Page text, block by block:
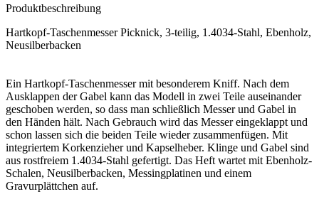
Produktbeschreibung
Hartkopf-Taschenmesser Picknick, 3-teilig, 1.4034-Stahl, Ebenholz,
Neusilberbacken
Ein Hartkopf-Taschenmesser mit besonderem Kniff. Nach dem
Ausklappen der Gabel kann das Modell in zwei Teile auseinander
geschoben werden, so dass man schließlich Messer und Gabel in
den Händen hält. Nach Gebrauch wird das Messer eingeklappt und
schon lassen sich die beiden Teile wieder zusammenfügen. Mit
integriertem Korkenzieher und Kapselheber. Klinge und Gabel sind
aus rostfreiem 1.4034-Stahl gefertigt. Das Heft wartet mit Ebenholz-
Schalen, Neusilberbacken, Messingplatinen und einem
Gravurplättchen auf.